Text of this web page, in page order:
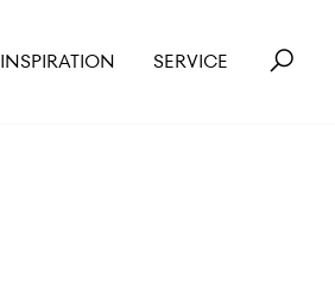
INSPIRATION SERVICE